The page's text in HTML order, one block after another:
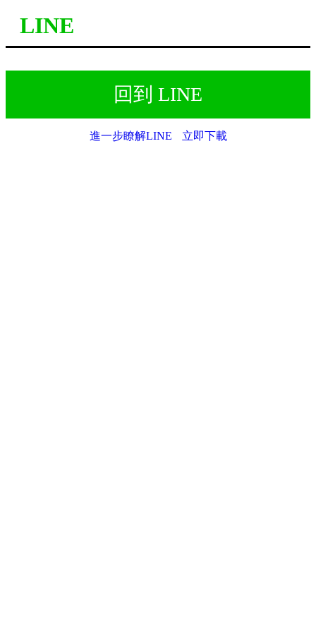
LINE
回到 LINE
進一步瞭解LINE 立即下載